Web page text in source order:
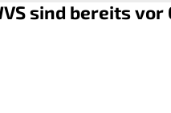
sind bereits vor